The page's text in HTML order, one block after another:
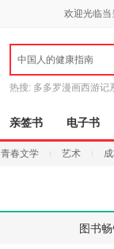
欢迎光临当
中国人的健康指南
热搜: 多多罗漫画西游记
亲签书 电子书
青春文学 艺术
图书